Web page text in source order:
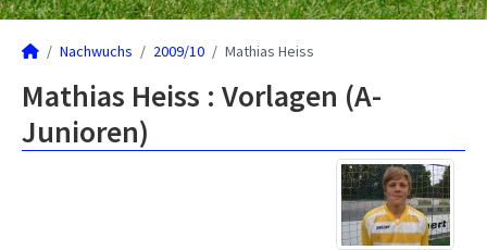
Nachwuchs 2009/10 Mathias Heiss
Mathias Heiss : Vorlagen (A-
Junioren)